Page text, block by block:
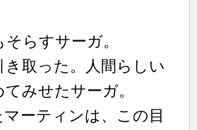
らすサーガ。
き取った。人間らしい
みせたサーガ。
ーティンは、この目